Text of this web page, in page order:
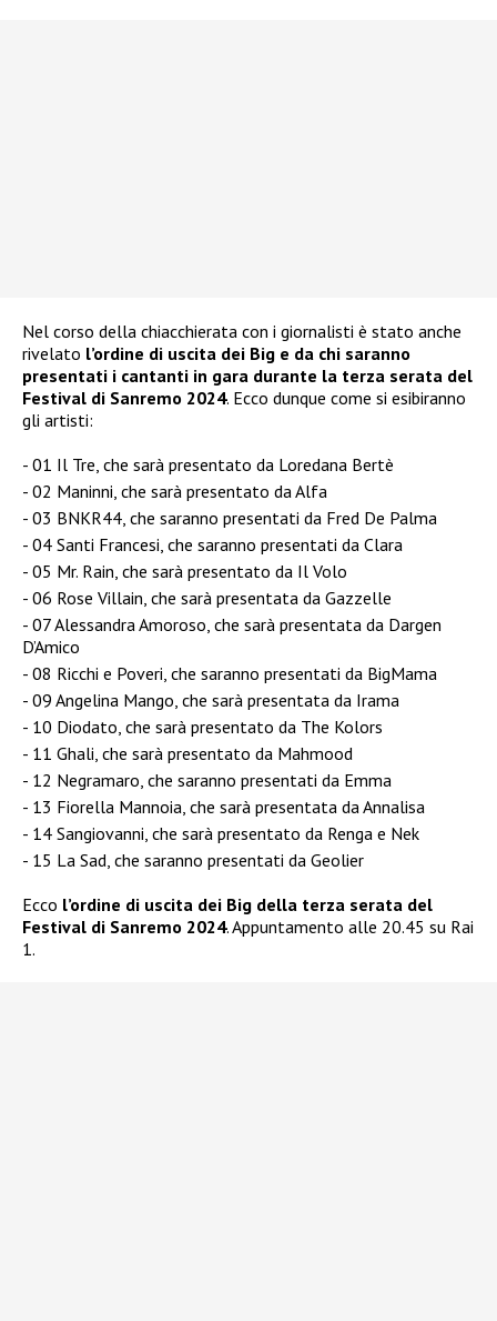
Nel corso della chiacchierata con i giornalisti è stato anche
rivelato l’ordine di uscita dei Big e da chi saranno
presentati i cantanti in gara durante la terza serata del
Festival di Sanremo 2024. Ecco dunque come si esibiranno
gli artisti:
01 Il Tre, che sarà presentato da Loredana Bertè
02 Maninni, che sarà presentato da Alfa
03 BNKR44, che saranno presentati da Fred De Palma
04 Santi Francesi, che saranno presentati da Clara
05 Mr. Rain, che sarà presentato da Il Volo
06 Rose Villain, che sarà presentata da Gazzelle
07 Alessandra Amoroso, che sarà presentata da Dargen
D’Amico
08 Ricchi e Poveri, che saranno presentati da BigMama
09 Angelina Mango, che sarà presentata da Irama
10 Diodato, che sarà presentato da The Kolors
11 Ghali, che sarà presentato da Mahmood
12 Negramaro, che saranno presentati da Emma
13 Fiorella Mannoia, che sarà presentata da Annalisa
14 Sangiovanni, che sarà presentato da Renga e Nek
15 La Sad, che saranno presentati da Geolier
Ecco l’ordine di uscita dei Big della terza serata del
Festival di Sanremo 2024. Appuntamento alle 20.45 su Rai
1.